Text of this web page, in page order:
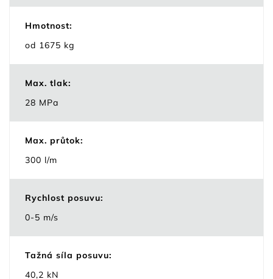
Hmotnost:
od 1675 kg
Max. tlak:
28 MPa
Max. průtok:
300 l/m
Rychlost posuvu:
0-5 m/s
Tažná síla posuvu:
40,2 kN